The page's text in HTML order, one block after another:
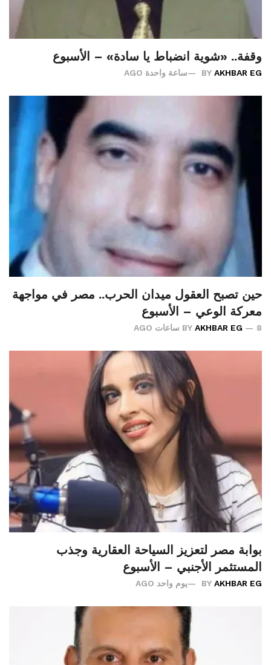
وقفة.. «شوية انضباط يا سادة» – الأسبوع
BY AKHBAR EG ساعة واحدة AGO
حين تصبح العقول ميدان الحرب.. مصر في مواجهة
معركة الوعي – الأسبوع
BY AKHBAR EG 8 ساعات AGO
بوابة مصر لتعزيز السياحة العقارية وجذب
المستثمر الأجنبي – الأسبوع
BY AKHBAR EG يوم واحد AGO